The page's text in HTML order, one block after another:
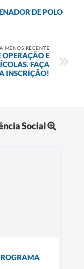
DE POLO
MENOS RECENTE
OPERAÇÃO E
FAÇA
INSCRIÇÃO!
Social